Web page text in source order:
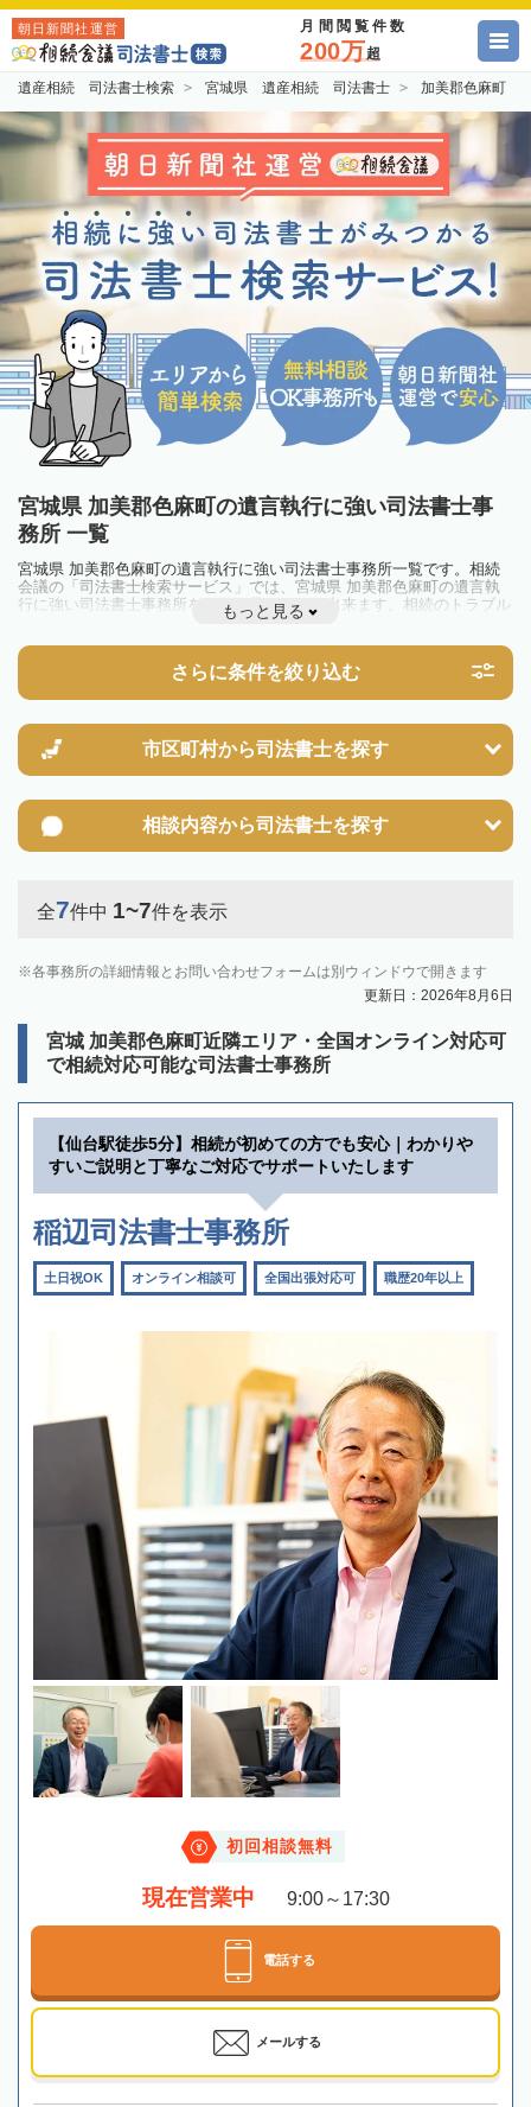
朝日新聞社運営 月間閲覧件数
200万超
遺産相続 司法書士検索 宮城県 遺産相続 司法書士 加美郡色麻町
宮城県 加美郡色麻町の遺言執行に強い司法書士事
務所 一覧
宮城県 加美郡色麻町の遺言執行に強い司法書士事務所一覧です。相続
会議の「司法書士検索サービス」では、宮城県 加美郡色麻町の遺言執
行に強い司法書士事務所を一覧で見ることが出来ます。相続のトラブル
やお悩みを抱えている方は一度近隣の司法書士に相談してみましょう。
もっと見る
さらに条件を絞り込む
市区町村から司法書士を探す
相談内容から司法書士を探す
全7件中 1~7件を表示
各事務所の詳細情報とお問い合わせフォームは別ウィンドウで開きます
更新日：2026年8月6日
宮城 加美郡色麻町近隣エリア・全国オンライン対応可
で相続対応可能な司法書士事務所
【仙台駅徒歩5分】相続が初めての方でも安心｜わかりや
すいご説明と丁寧なご対応でサポートいたします
稲辺司法書士事務所
土日祝OK オンライン相談可 全国出張対応可 職歴20年以上
初回相談無料
現在営業中 9:00～17:30
電話する
メールする